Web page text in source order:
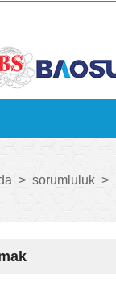
> sorumluluk >